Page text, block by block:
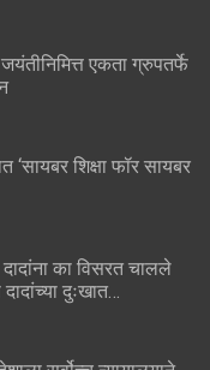
एकता ग्रुपतर्फे
‘सायबर शिक्षा फॉर सायबर
का विसरत चालले
दुःखात…